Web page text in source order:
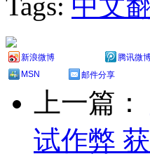
新浪微博 腾讯微
MSN
邮件分享
上一篇：
试作弊